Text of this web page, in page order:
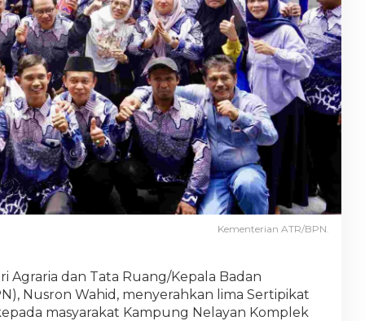
Kementerian ATR/BPN.
Agraria dan Tata Ruang/Kepala Badan
Nusron Wahid, menyerahkan lima Sertipikat
masyarakat Kampung Nelayan Komplek